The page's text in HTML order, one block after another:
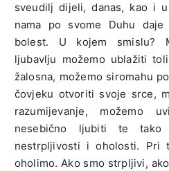
sveudilj dijeli, danas, kao i
nama po svome Duhu
bolest. U kojem smislu?
ljubavlju možemo ublažiti
žalosna, možemo siromahu
čovjeku otvoriti svoje srce,
razumijevanje, možemo
nesebično ljubiti te tako
nestrpljivosti i oholosti.
oholimo. Ako smo strpljivi,